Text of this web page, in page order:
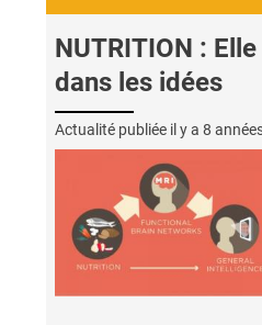
NUTRITION :
dans les idées
Actualité publiée il y a 8